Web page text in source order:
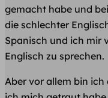
gemacht habe und
die schlechter
Spanisch und ich mir
Englisch zu sprechen.
Aber vor allem bin